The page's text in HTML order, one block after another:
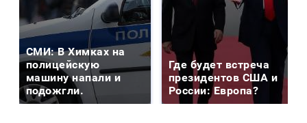
СМИ: В Химках на
полицейскую
машину напали и
подожгли.
Где будет встреча
президентов США и
России: Европа?